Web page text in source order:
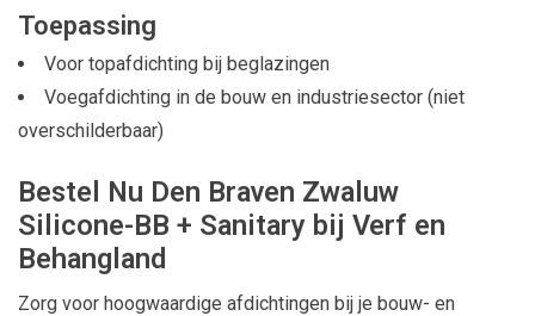
Toepassing
Voor topafdichting bij beglazingen
Voegafdichting in de bouw en industriesector (niet
overschilderbaar)
Bestel Nu Den Braven Zwaluw
Silicone-BB + Sanitary bij Verf en
Behangland
Zorg voor hoogwaardige afdichtingen bij je bouw- en